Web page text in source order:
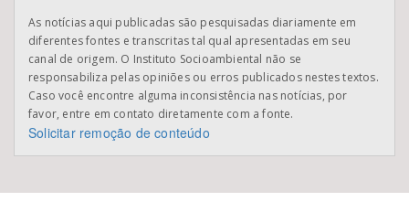
As notícias aqui publicadas são pesquisadas diariamente em
diferentes fontes e transcritas tal qual apresentadas em seu
canal de origem. O Instituto Socioambiental não se
responsabiliza pelas opiniões ou erros publicados nestes textos.
Caso você encontre alguma inconsistência nas notícias, por
favor, entre em contato diretamente com a fonte.
Solicitar remoção de conteúdo